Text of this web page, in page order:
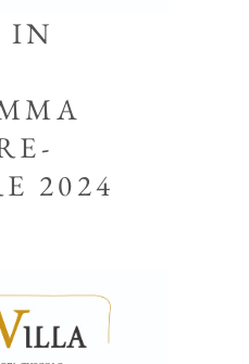
IN
2024